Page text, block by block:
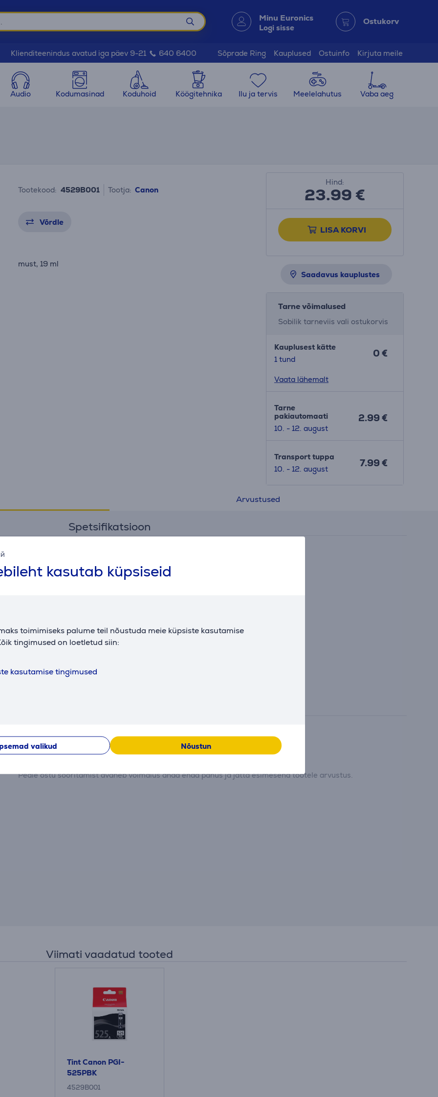
kasutab küpsiseid
toimimiseks palume teil nõustuda meie küpsiste kasutamise
tingimused on loetletud siin:
kasutamise tingimused
valikud Nõustun
Minu Euronics
Logi sisse
Ostukorv
Klienditeenindus avatud iga päev 9-21 640 6400 Sõprade Ring Kauplused Ostuinfo Kirjuta meile
Audio Kodumasinad Koduhoid Köögitehnika Ilu ja tervis Meelelahutus Vaba aeg
Tootekood: 4529B001 Tootja: Canon
Võrdle
must, 19 ml
Hind:
23.99€
LISA KORVI
Saadavus kauplustes
Tarne võimalused
Sobilik tarneviis vali ostukorvis
Kauplusest kätte
1 tund
0 €
Vaata lähemalt
Tarne
pakiautomaati
10. - 12. august
2.99 €
Transport tuppa
10. - 12. august
7.99 €
Arvustused
Spetsifikatsioon
Peale ostu sooritamist avaneb võimalus anda enda panus ja jätta esimesena tootele arvustus.
Viimati vaadatud tooted
Tint Canon PGI-
525PBK
4529B001